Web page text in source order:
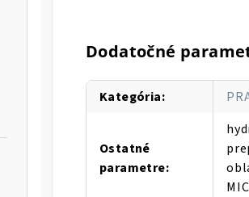
Dodatočné
Kategória:
Ostatné
parametre: